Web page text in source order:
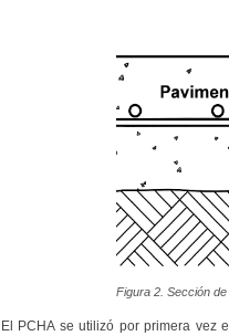
Figura 2. Sección
El PCHA se utilizó por primera vez